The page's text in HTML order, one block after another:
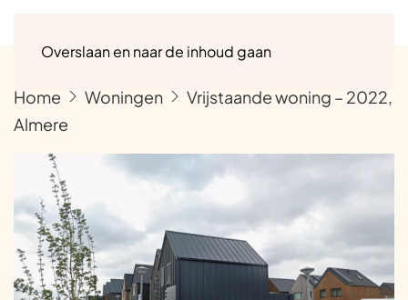
Overslaan en naar de inhoud gaan
Home Woningen
Vrijstaande woning – 2022,
Almere